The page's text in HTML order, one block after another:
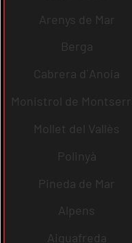
Arenys de Mar
Berga
Cabrera d´Anoia
Monistrol de
Mollet del Vallès
Polinyà
Pineda de Mar
Alpens
Aiguafreda